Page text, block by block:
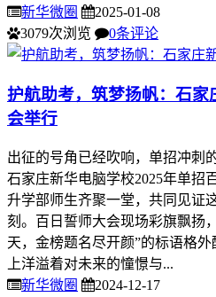
新华微圈
2025-01-08
3079次浏览
0条评论
护航助考，筑梦扬帆：石家
会举行
出征的号角已经吹响，单招冲刺
石家庄新华电脑学校2025年单招
升学部师生齐聚一堂，共同见证
刻。百日誓师大会现场彩旗飘扬
天，金榜题名尽开颜”的标语格
上洋溢着对未来的憧憬与...
新华微圈
2024-12-17